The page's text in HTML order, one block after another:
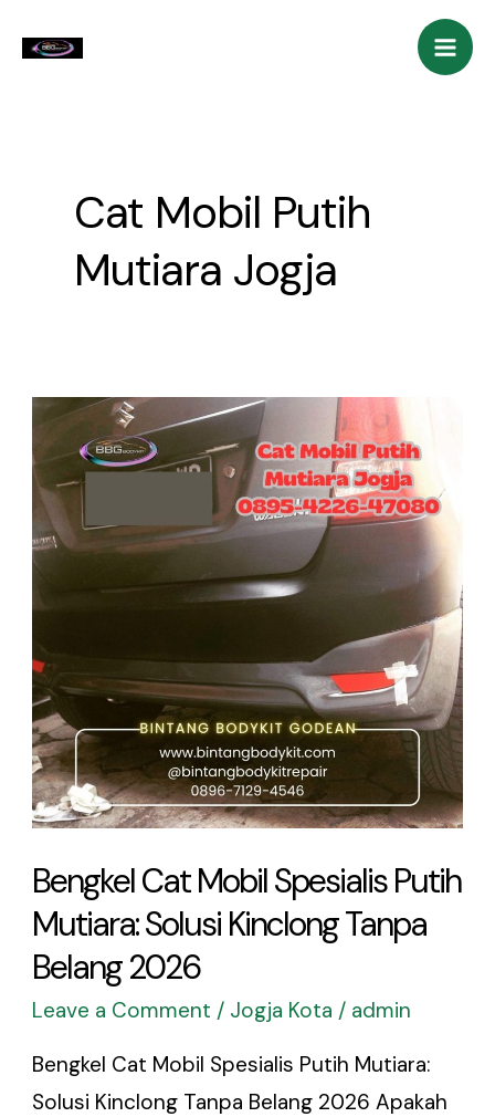
Cat Mobil Putih
Mutiara Jogja
Bengkel Cat Mobil Spesialis Putih
Mutiara: Solusi Kinclong Tanpa
Belang 2026
Leave a Comment / Jogja Kota / admin
Bengkel Cat Mobil Spesialis Putih Mutiara:
Solusi Kinclong Tanpa Belang 2026 Apakah
Bengkel
Cat
Mobil
Spesialis
Putih
Mutiara:
Kinclong
Tanpa
Belang
2026